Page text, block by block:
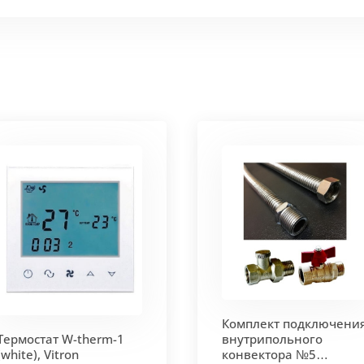
покрытием чёрного цвета.
- золото, бронза, чёрный, серебро (без доплат)
решетки - 13мм.Может быть изменена на 10 или 18
W-therm-1
Vitron
Комплект
внутрипольного
конвектора №5